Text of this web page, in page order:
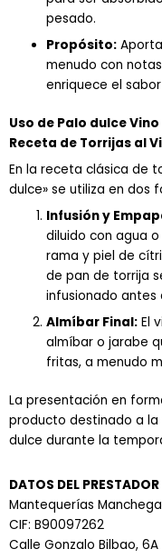
pesado.
Propósito:
menudo con
enriquece el
Uso de Palo dulce
Receta de Torrijas al
En la receta clásica de
dulce» se utiliza en dos
Infusión y
diluido con agua
rama y piel de
de pan de torrija
infusionado antes
Almíbar Final: El
almíbar o jarabe
fritas, a menudo
La presentación en
producto destinado a
dulce durante la
DATOS DEL
Mantequerías
CIF: B90097262
Calle Gonzalo Bilbao, 6A